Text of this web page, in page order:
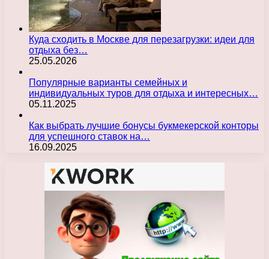
Куда сходить в Москве для перезагрузки: идеи для
отдыха без…
25.05.2026
Популярные варианты семейных и
индивидуальных туров для отдыха и интересных…
05.11.2025
Как выбрать лучшие бонусы букмекерской конторы
для успешного ставок на…
16.09.2025